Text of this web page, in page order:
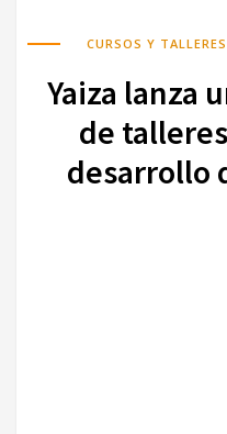
CURSOS Y TALLERES
Yaiza lanza
de
desarrollo